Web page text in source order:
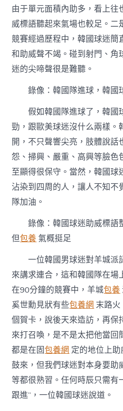
由于單元面積內助多，看上往
威標語聽起來氣場也較足。二
競賽經過歷程中，韓國球迷簡
和助威聲不竭。碰到射門、角
迷的尖啼聲很是難聽。
錄像：韓國隊進球，韓國
假如韓國隊進球了，韓國
勁，跟歐美球迷沒什么兩樣。
開，不只聲響尖亮，肢體說話
怨、掃興、嚴重、高興等臉色
至顯得很保守。當然，韓國球
沾染到四周的人，讓人不知不
隊加油。
錄像：韓國球迷助威標語
但包養 氣概挺足
一位韓國男球迷對羊城派
來講求連合，這和韓國隊在場
在90分鐘的競賽中，羊城包養
奚世勳見狀有些包養網 末路火
個賀卡，說後天來造訪，再保
來打召喚，是不是太把他當回
都是在固包養網 定的地位上助
鼓來，但我們球迷對本身要助
等都很熟習。任何時辰只需有
跟進”，一位韓國球迷說道。